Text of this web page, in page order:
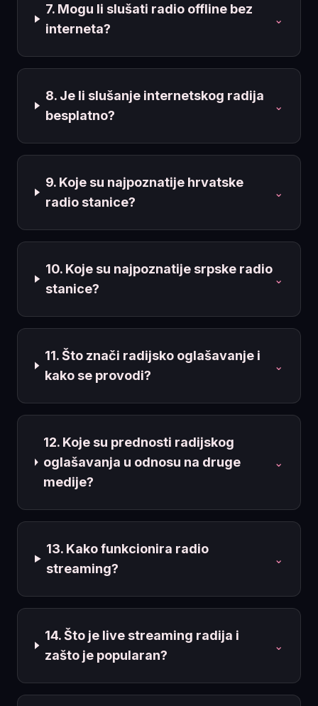
7. Mogu li slušati radio offline bez
interneta?
⌄
8. Je li slušanje internetskog radija
besplatno?
⌄
9. Koje su najpoznatije hrvatske
radio stanice?
⌄
10. Koje su najpoznatije srpske radio
stanice?
⌄
11. Što znači radijsko oglašavanje i
kako se provodi?
⌄
12. Koje su prednosti radijskog
oglašavanja u odnosu na druge
medije?
⌄
13. Kako funkcionira radio
streaming?
⌄
14. Što je live streaming radija i
zašto je popularan?
⌄